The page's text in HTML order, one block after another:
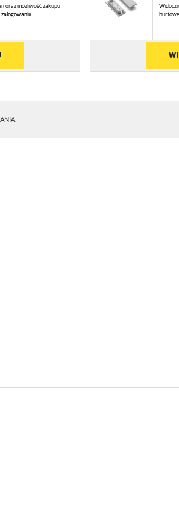
oraz możliwość zakupu
zalogowaniu